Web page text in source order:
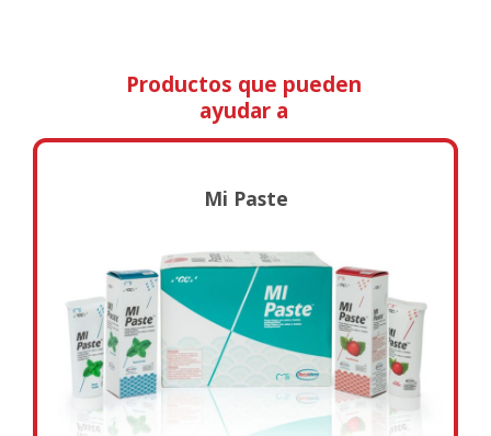
Productos que pueden
ayudar a
Mi Paste